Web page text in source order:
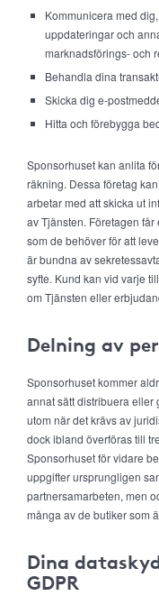
Kommunicera med
uppdateringar och
marknadsförings- och
Behandla dina
Skicka dig e-
Hitta och förebygga
Sponsorhuset kan anlita
räkning. Dessa företag
arbetar med att skicka ut
av Tjänsten. Företagen
som de behöver för att
är bundna av
syfte. Kund kan vid varje
om Tjänsten eller
Delning av
Sponsorhuset kommer
annat sätt distribuera eller
utom när det krävs av
dock ibland överföras till
Sponsorhuset för vidare
uppgifter ursprungligen
partnersamarbeten, men
många av de butiker som
Dina
GDPR